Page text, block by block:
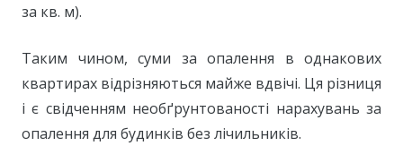
за кв. м).
Таким чином, суми за опалення в однакових
квартирах відрізняються майже вдвічі. Ця різниця
і є свідченням необґрунтованості нарахувань за
опалення для будинків без лічильників.